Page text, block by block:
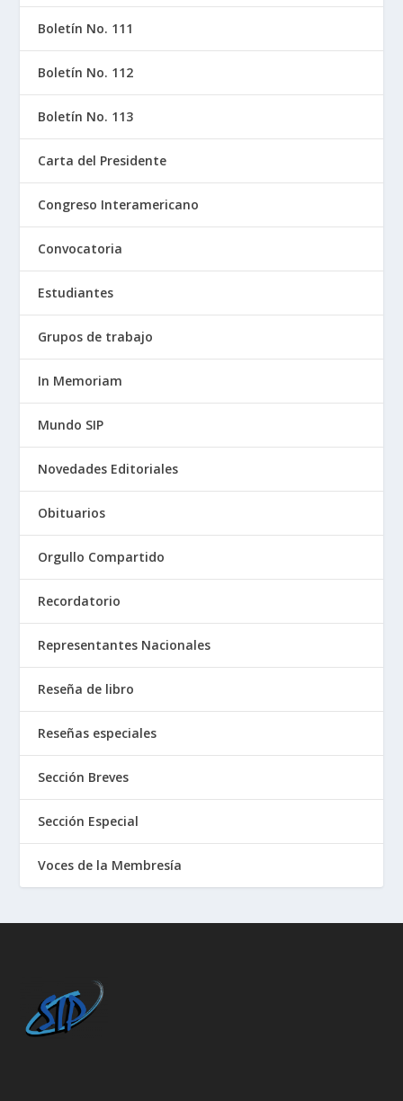
Boletín No. 111
Boletín No. 112
Boletín No. 113
Carta del Presidente
Congreso Interamericano
Convocatoria
Estudiantes
Grupos de trabajo
In Memoriam
Mundo SIP
Novedades Editoriales
Obituarios
Orgullo Compartido
Recordatorio
Representantes Nacionales
Reseña de libro
Reseñas especiales
Sección Breves
Sección Especial
Voces de la Membresía